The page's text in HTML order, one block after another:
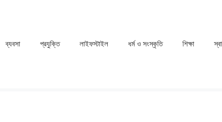
ব্যবসা প্রযুক্তি লাইফস্টাইল ধর্ম ও সংস্কৃতি ⁠⁠শিক্ষা